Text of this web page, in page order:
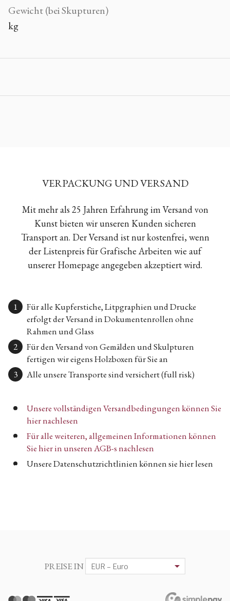
Gewicht (bei Skupturen)
kg
VERPACKUNG UND VERSAND
Mit mehr als 25 Jahren Erfahrung im Versand von
Kunst bieten wir unseren Kunden sicheren
Transport an. Der Versand ist nur kostenfrei, wenn
der Listenpreis für Grafische Arbeiten wie auf
unserer Homepage angegeben akzeptiert wird.
Für alle Kupferstiche, Litpgraphien und Drucke
erfolgt der Versand in Dokumentenrollen ohne
Rahmen und Glass
Für den Versand von Gemälden und Skulpturen
fertigen wir eigens Holzboxen für Sie an
Alle unsere Transporte sind versichert (full risk)
Unsere vollständigen Versandbedingungen können Sie
hier nachlesen
Für alle weiteren, allgemeinen Informationen können
Sie hier in unseren AGB-s nachlesen
Unsere Datenschutzrichtlinien können sie hier lesen
PREISE IN